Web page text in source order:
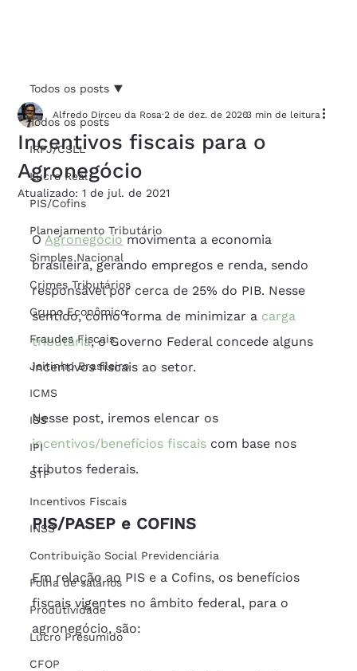
Todos os posts
IRPJ/CSLL
Lucro Real
PIS/Cofins
Planejamento Tributário
Simples Nacional
Crimes Tributários
Grupo Econômico
Fraudes Fiscais
Jeitinho Brasileiro
ICMS
ISS
IPI
STF
Incentivos Fiscais
INSS
Contribuição Social Previdenciária
Folha de salários
Produtividade
Lucro Presumido
CFOP
Todos os posts
Incentivos fiscais para o
Agronegócio
Alfredo Dirceu da Rosa 2 de dez. de 20203 min de leitura
Atualizado:1 de jul. de 2021
O Agronegócio movimenta a economia
brasileira, gerando empregos e renda, sendo
responsável por cerca de 25% do PIB. Nesse
sentido, como forma de minimizar a carga
tributária, o Governo Federal concede alguns
incentivos fiscais ao setor.
Nesse post, iremos elencar os
incentivos/benefícios fiscais com base nos
tributos federais.
PIS/PASEP e COFINS
Em relação ao PIS e a Cofins, os benefícios
fiscais vigentes no âmbito federal, para o
agronegócio, são: